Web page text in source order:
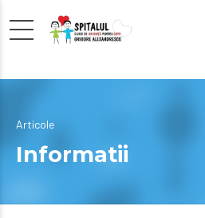
Articole
Informatii